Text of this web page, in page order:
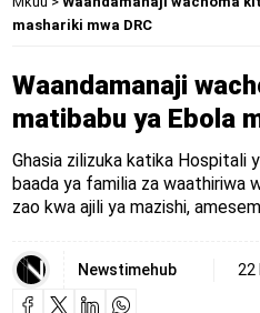
mashariki mwa DRC
Waandamanaji
matibabu ya Ebola
Ghasia zilizuka katika Hospitali
baada ya familia za waathiriwa
zao kwa ajili ya mazishi,
Newstimehub 22